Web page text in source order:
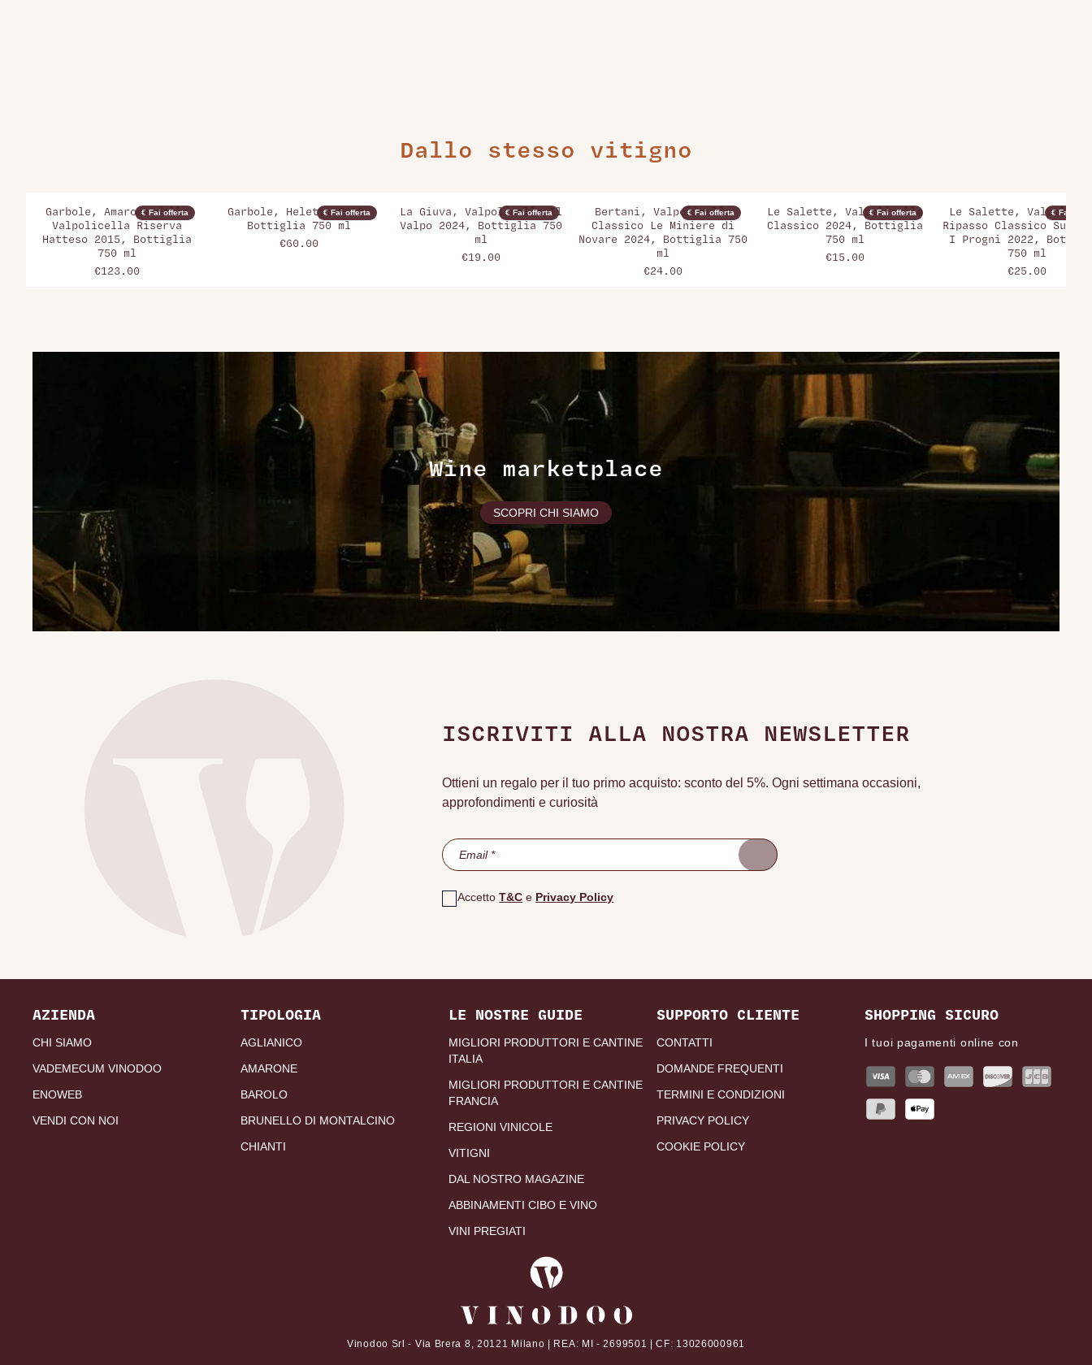
Dallo stesso vitigno
€ Fai offerta
Garbole, Amarone della
Valpolicella Riserva
Hatteso 2015, Bottiglia
750 ml
€123.00
€ Fai offerta
Garbole, Heletto 2018,
Bottiglia 750 ml
€60.00
€ Fai offerta
La Giuva, Valpolicella Il
Valpo 2024, Bottiglia 750
ml
€19.00
€ Fai offerta
Bertani, Valpolicella
Classico Le Miniere di
Novare 2024, Bottiglia 750
ml
€24.00
€ Fai offerta
Le Salette, Valpolicella
Classico 2024, Bottiglia
750 ml
€15.00
€ Fai
Le Salette,
Ripasso Classico
I Progni 2022,
750 ml
€25.00
Wine marketplace
SCOPRI CHI SIAMO
ISCRIVITI ALLA NOSTRA NEWSLETTER
Ottieni un regalo per il tuo primo acquisto: sconto del 5%. Ogni settimana occasioni,
approfondimenti e curiosità
AccettoT&C e Privacy Policy
AZIENDA
CHI SIAMO
VADEMECUM VINODOO
ENOWEB
VENDI CON NOI
TIPOLOGIA
AGLIANICO
AMARONE
BAROLO
BRUNELLO DI MONTALCINO
CHIANTI
LE NOSTRE GUIDE
MIGLIORI PRODUTTORI E CANTINE
ITALIA
MIGLIORI PRODUTTORI E CANTINE
FRANCIA
REGIONI VINICOLE
VITIGNI
DAL NOSTRO MAGAZINE
ABBINAMENTI CIBO E VINO
VINI PREGIATI
SUPPORTO CLIENTE
CONTATTI
DOMANDE FREQUENTI
TERMINI E CONDIZIONI
PRIVACY POLICY
COOKIE POLICY
SHOPPING SICURO
I tuoi pagamenti online con
Vinodoo Srl - Via Brera 8, 20121 Milano | REA: MI - 2699501 | CF: 13026000961